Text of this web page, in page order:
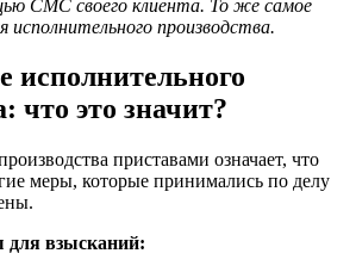
СМС своего клиента. То же самое
исполнительного производства.
исполнительного
что это значит?
приставами означает, что
меры, которые принимались по делу
взысканий: